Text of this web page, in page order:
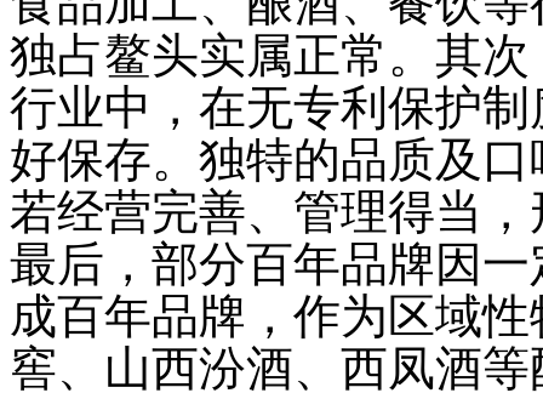
独占鳌头实属正常。其
行业中，在无专利保护
好保存。独特的品质及
若经营完善、管理得当
最后，部分百年品牌因
成百年品牌，作为区域
窖、山西汾酒、西凤酒